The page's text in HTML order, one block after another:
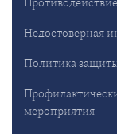
Недостоверная
Политика
мероприятия